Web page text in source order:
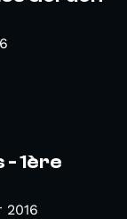
- 1ère
2016